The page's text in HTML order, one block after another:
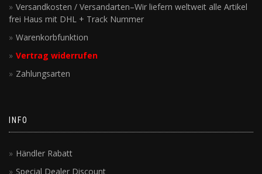
Versandkosten / Versandarten–Wir liefern weltweit alle Artikel
frei Haus mit DHL + Track Nummer
Warenkorbfunktion
Vertrag widerrufen
Zahlungsarten
INFO
Händler Rabatt
Special Dealer Discount